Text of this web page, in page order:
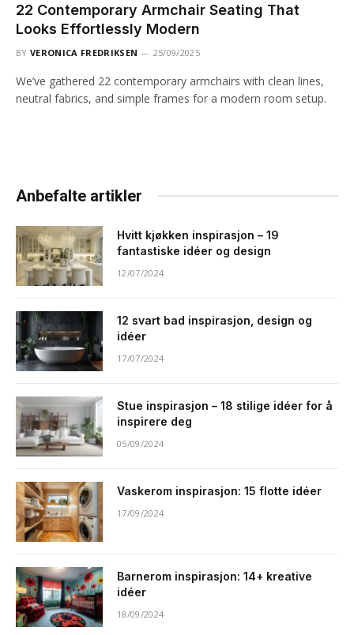
22 Contemporary Armchair Seating That
Looks Effortlessly Modern
BY VERONICA FREDRIKSEN 25/09/2025
We’ve gathered 22 contemporary armchairs with clean lines,
neutral fabrics, and simple frames for a modern room setup.
Anbefalte artikler
Hvitt kjøkken inspirasjon – 19
fantastiske idéer og design
12/07/2024
12 svart bad inspirasjon, design og
idéer
17/07/2024
Stue inspirasjon – 18 stilige idéer for å
inspirere deg
05/09/2024
Vaskerom inspirasjon: 15 flotte idéer
17/09/2024
Barnerom inspirasjon: 14+ kreative
idéer
18/09/2024